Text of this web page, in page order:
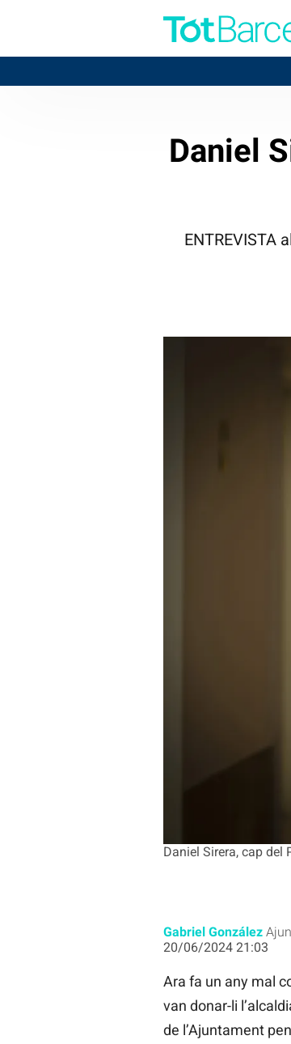
Daniel Sirera, cap del
Daniel
ENTREVISTA
Gabriel González
20/06/2024 21:03
Ara fa un any mal
van donar-li
de l’Ajuntament